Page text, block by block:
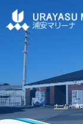
マリーナ施設案内
申込資格・艇の種類
新艇・中古艇情報
ホーム 浦